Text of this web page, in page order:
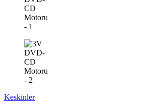
Keskinler